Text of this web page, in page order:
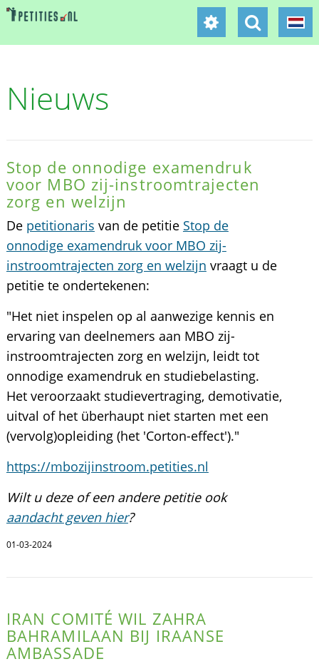
Nieuws
Stop de onnodige examendruk
voor MBO zij-instroomtrajecten
zorg en welzijn
De petitionaris van de petitie Stop de
onnodige examendruk voor MBO zij-
instroomtrajecten zorg en welzijn vraagt u de
petitie te ondertekenen:
"Het niet inspelen op al aanwezige kennis en
ervaring van deelnemers aan MBO zij-
instroomtrajecten zorg en welzijn, leidt tot
onnodige examendruk en studiebelasting.
Het veroorzaakt studievertraging, demotivatie,
uitval of het überhaupt niet starten met een
(vervolg)opleiding (het 'Corton-effect')."
https://mbozijinstroom.petities.nl
Wilt u deze of een andere petitie ook
aandacht geven hier?
01-03-2024
IRAN COMITÉ WIL ZAHRA
BAHRAMILAAN BIJ IRAANSE
AMBASSADE